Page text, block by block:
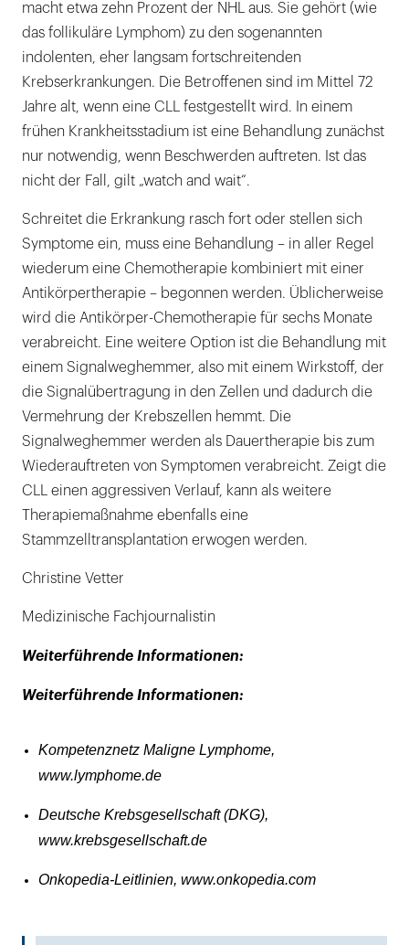
macht etwa zehn Prozent der NHL aus. Sie gehört (wie
das follikuläre Lymphom) zu den sogenannten
indolenten, eher langsam fortschreitenden
Krebserkrankungen. Die Betroffenen sind im Mittel 72
Jahre alt, wenn eine CLL festgestellt wird. In einem
frühen Krankheitsstadium ist eine Behandlung zunächst
nur notwendig, wenn Beschwerden auftreten. Ist das
nicht der Fall, gilt „watch and wait“.
Schreitet die Erkrankung rasch fort oder stellen sich
Symptome ein, muss eine Behandlung – in aller Regel
wiederum eine Chemotherapie kombiniert mit einer
Antikörpertherapie – begonnen werden. Üblicherweise
wird die Antikörper-Chemotherapie für sechs Monate
verabreicht. Eine weitere Option ist die Behandlung mit
einem Signalweghemmer, also mit einem Wirkstoff, der
die Signalübertragung in den Zellen und dadurch die
Vermehrung der Krebszellen hemmt. Die
Signalweghemmer werden als Dauertherapie bis zum
Wiederauftreten von Symptomen verabreicht. Zeigt die
CLL einen aggressiven Verlauf, kann als weitere
Therapiemaßnahme ebenfalls eine
Stammzelltransplantation erwogen werden.
Christine Vetter
Medizinische Fachjournalistin
Weiterführende Informationen:
Weiterführende Informationen:
Kompetenznetz Maligne Lymphome,
www.lymphome.de
Deutsche Krebsgesellschaft (DKG),
www.krebsgesellschaft.de
Onkopedia-Leitlinien, www.onkopedia.com